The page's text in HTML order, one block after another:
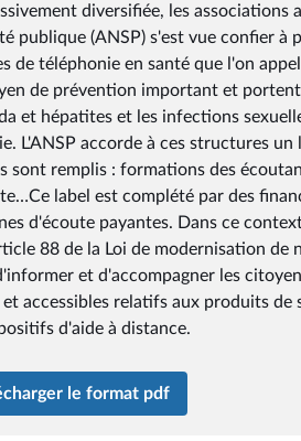
diversifiée, les associations
publique (ANSP) s'est vue confier
de téléphonie en santé que l'on
de prévention important et
et hépatites et les infections
L'ANSP accorde à ces structures
sont remplis : formations des
label est complété par des
d'écoute payantes. Dans ce
88 de la Loi de modernisation
et d'accompagner les
et accessibles relatifs aux produits
d'aide à distance.
le format pdf